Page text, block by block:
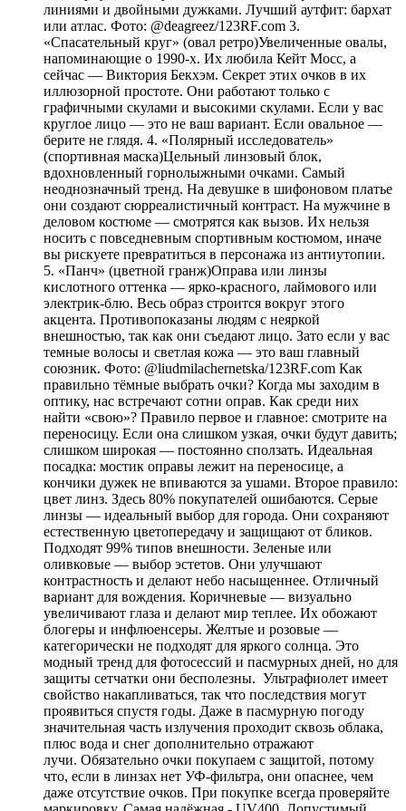
линиями и двойными дужками. Лучший аутфит: бархат
или атлас. Фото: @deagreez/123RF.com 3.
«Спасательный круг» (овал ретро)Увеличенные овалы,
напоминающие о 1990-х. Их любила Кейт Мосс, а
сейчас — Виктория Бекхэм. Секрет этих очков в их
иллюзорной простоте. Они работают только с
графичными скулами и высокими скулами. Если у вас
круглое лицо — это не ваш вариант. Если овальное —
берите не глядя. 4. «Полярный исследователь»
(спортивная маска)Цельный линзовый блок,
вдохновленный горнолыжными очками. Самый
неоднозначный тренд. На девушке в шифоновом платье
они создают сюрреалистичный контраст. На мужчине в
деловом костюме — смотрятся как вызов. Их нельзя
носить с повседневным спортивным костюмом, иначе
вы рискуете превратиться в персонажа из антиутопии.
5. «Панч» (цветной гранж)Оправа или линзы
кислотного оттенка — ярко-красного, лаймового или
электрик-блю. Весь образ строится вокруг этого
акцента. Противопоказаны людям с неяркой
внешностью, так как они съедают лицо. Зато если у вас
темные волосы и светлая кожа — это ваш главный
союзник. Фото: @liudmilachernetska/123RF.com Как
правильно тёмные выбрать очки? Когда мы заходим в
оптику, нас встречают сотни оправ. Как среди них
найти «свою»? Правило первое и главное: смотрите на
переносицу. Если она слишком узкая, очки будут давить;
слишком широкая — постоянно сползать. Идеальная
посадка: мостик оправы лежит на переносице, а
кончики дужек не впиваются за ушами. Второе правило:
цвет линз. Здесь 80% покупателей ошибаются. Серые
линзы — идеальный выбор для города. Они сохраняют
естественную цветопередачу и защищают от бликов.
Подходят 99% типов внешности. Зеленые или
оливковые — выбор эстетов. Они улучшают
контрастность и делают небо насыщеннее. Отличный
вариант для вождения. Коричневые — визуально
увеличивают глаза и делают мир теплее. Их обожают
блогеры и инфлюенсеры. Желтые и розовые —
категорически не подходят для яркого солнца. Это
модный тренд для фотосессий и пасмурных дней, но для
защиты сетчатки они бесполезны. Ультрафиолет имеет
свойство накапливаться, так что последствия могут
проявиться спустя годы. Даже в пасмурную погоду
значительная часть излучения проходит сквозь облака,
плюс вода и снег дополнительно отражают
лучи. Обязательно очки покупаем с защитой, потому
что, если в линзах нет УФ-фильтра, они опаснее, чем
даже отсутствие очков. При покупке всегда проверяйте